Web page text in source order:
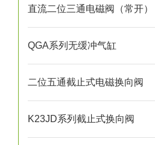
直流二位三通电磁阀（常开）
QGA系列无缓冲气缸
二位五通截止式电磁换向阀
K23JD系列截止式换向阀